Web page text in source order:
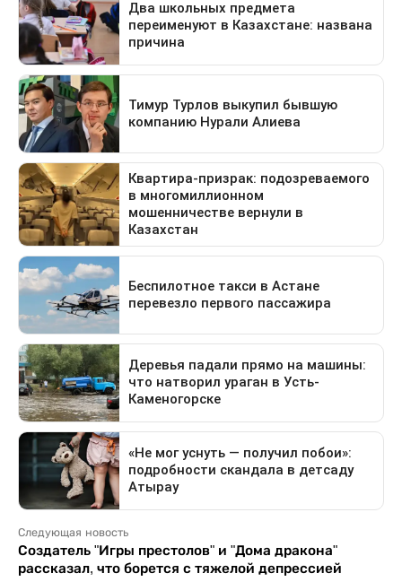
Следующая новость
Создатель "Игры престолов" и "Дома дракона"
рассказал, что борется с тяжелой депрессией